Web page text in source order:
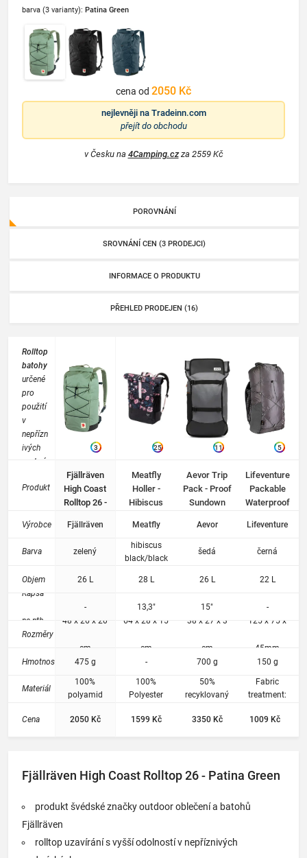
barva (3 varianty): Patina Green
cena od 2050 Kč
nejlevněji na Tradeinn.com
přejít do obchodu
v Česku na 4Camping.czza 2559 Kč
POROVNÁNÍ
SROVNÁNÍ CEN (3 PRODEJCI)
INFORMACE O PRODUKTU
PŘEHLED PRODEJEN (16)
Rolltop
batohy
určené
pro
použití
v
nepřízn
ivých
podmí
Rolltop
e
u proti
vodě a
st
cího
Produkt
Výrobce
Barva
Objem
Kapsa
na ntb.
Rozměry
Hmotnost
Materiál
Cena
3
Fjällräven
High Coast
Rolltop 26 -
Green
Fjällräven
zelený
26 L
-
48 x 26 x 20
cm
475 g
100%
polyamid
2050 Kč
25
Meatfly
Holler -
Hibiscus
Meatfly
hibiscus
black/black
28 L
13,3"
64 x 28 x 15
cm
-
100%
Polyester
1599 Kč
11
Aevor Trip
Pack - Proof
Sundown
Aevor
šedá
26 L
15"
38 x 27 x 3
cm
700 g
50%
recyklovaný
50%
3350 Kč
5
Lifeventure
Packable
Waterproof
22l black
Lifeventure
černá
22 L
-
125 x 75 x
45mm
150 g
Fabric
treatment:
Fabric
1009 Kč
Fjällräven High Coast Rolltop 26 - Patina Green
produkt švédské značky outdoor oblečení a batohů
Fjällräven
rolltop uzavírání s vyšší odolností v nepříznivých